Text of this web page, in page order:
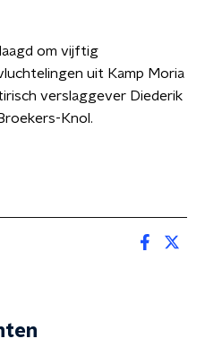
om vijftig
uit Kamp Moria
verslaggever Diederik
Knol.